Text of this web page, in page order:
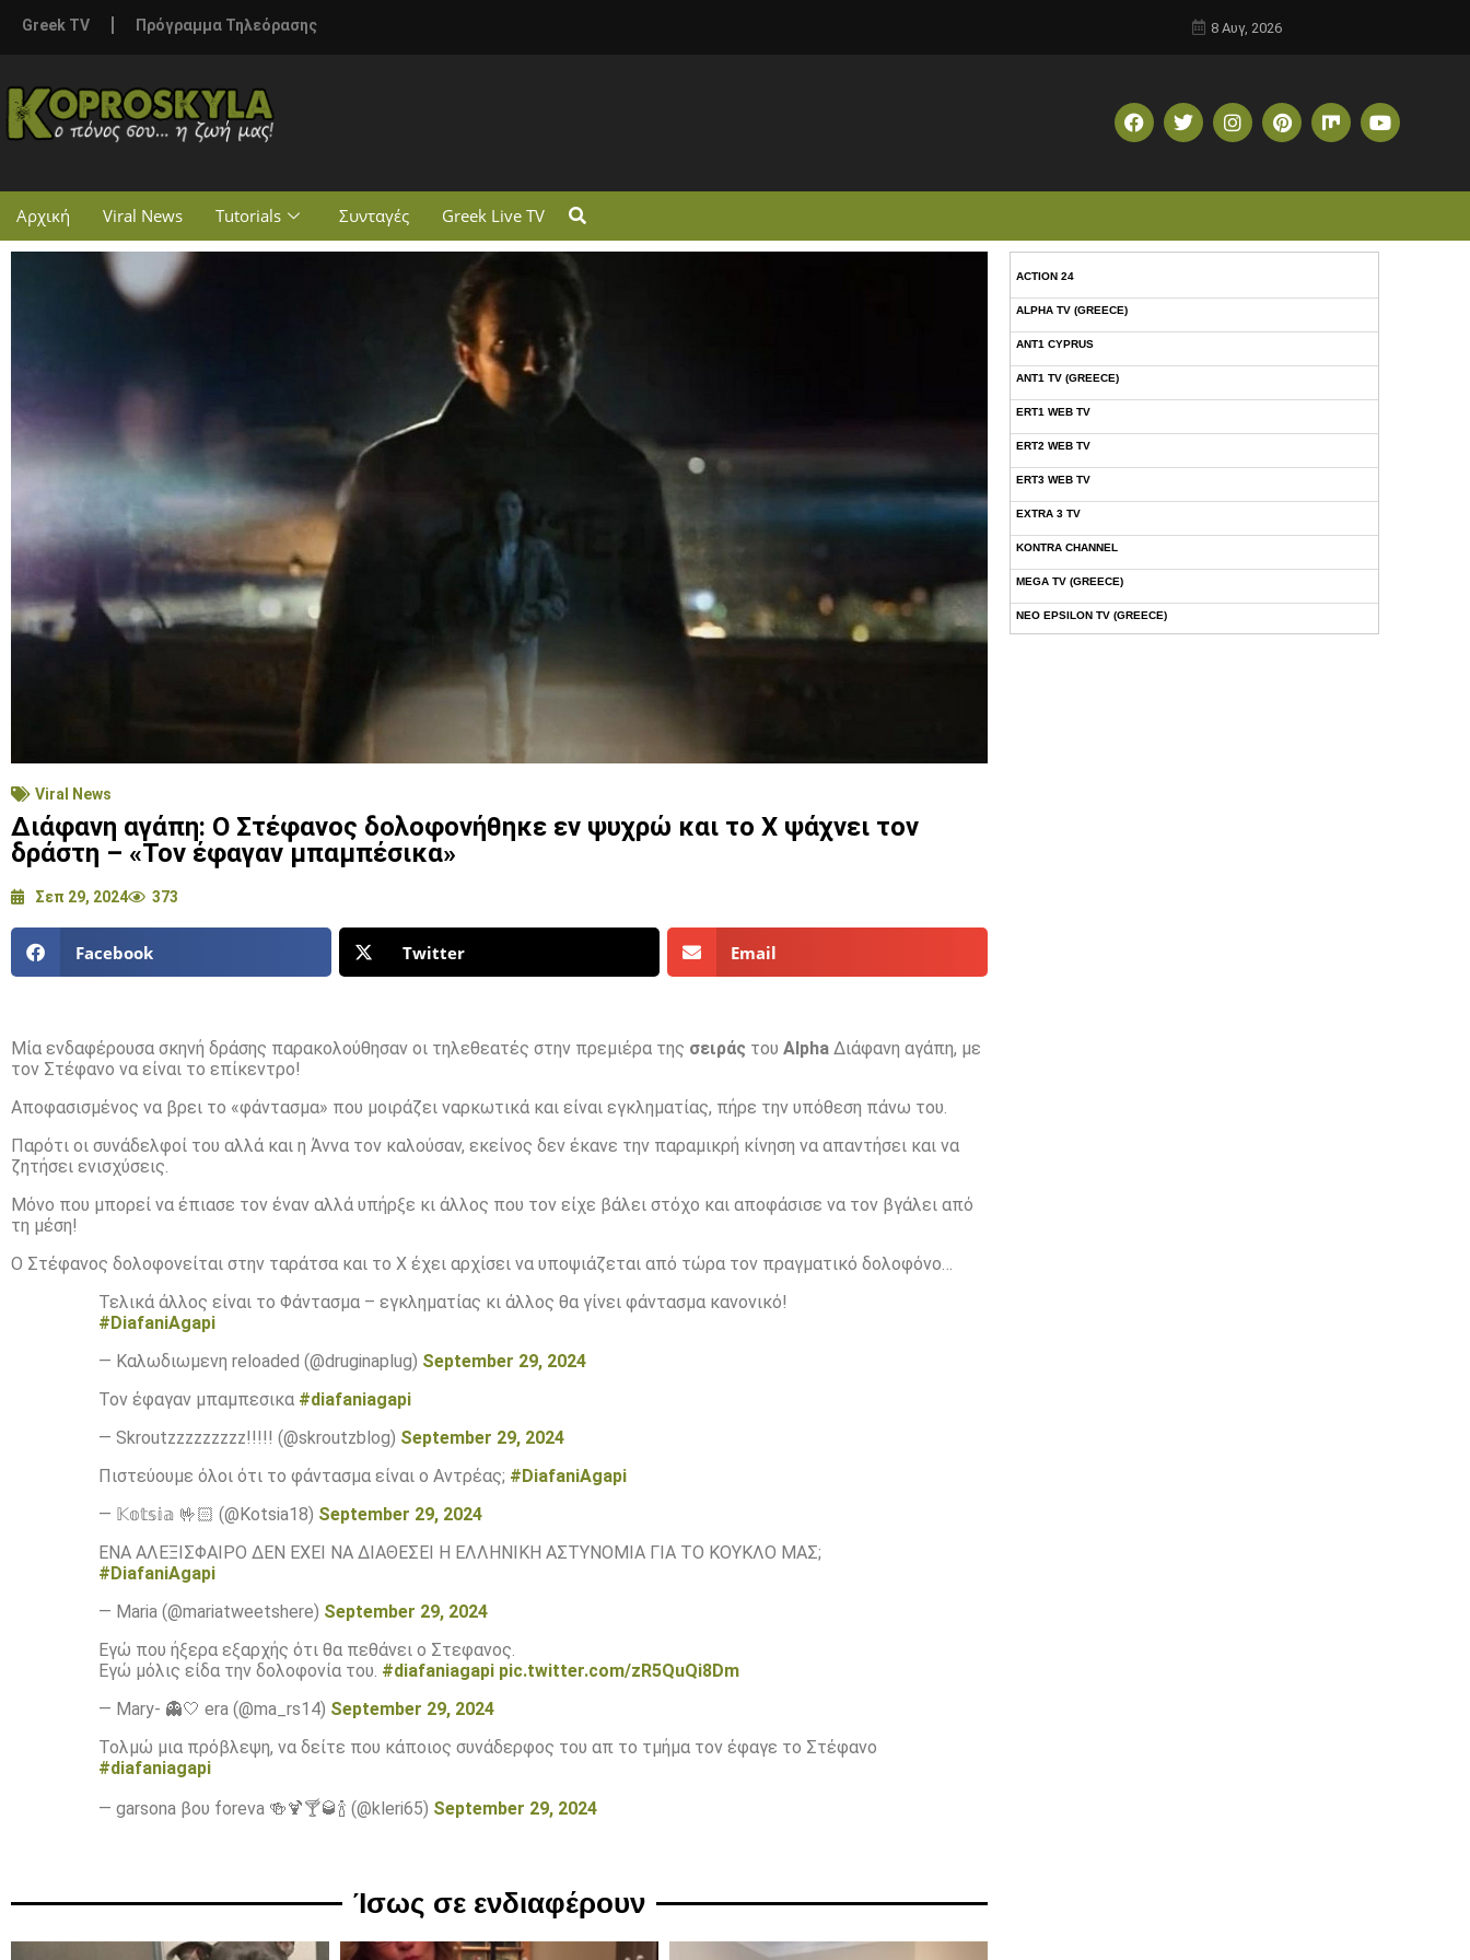
Greek TV Πρόγραμμα Τηλεόρασης 8 Αυγ, 2026
Αρχική Viral News Tutorials Συνταγές Greek Live TV
Viral News
Διάφανη αγάπη: Ο Στέφανος δολοφονήθηκε εν ψυχρώ και το Χ ψάχνει τον
δράστη – «Τον έφαγαν μπαμπέσικα»
Σεπ 29, 2024 373
Facebook Twitter Email
Μία ενδαφέρουσα σκηνή δράσης παρακολούθησαν οι τηλεθεατές στην πρεμιέρα της σειράς του Alpha Διάφανη αγάπη, με
τον Στέφανο να είναι το επίκεντρο!
Αποφασισμένος να βρει το «φάντασμα» που μοιράζει ναρκωτικά και είναι εγκληματίας, πήρε την υπόθεση πάνω του.
Παρότι οι συνάδελφοί του αλλά και η Άννα τον καλούσαν, εκείνος δεν έκανε την παραμικρή κίνηση να απαντήσει και να
ζητήσει ενισχύσεις.
Μόνο που μπορεί να έπιασε τον έναν αλλά υπήρξε κι άλλος που τον είχε βάλει στόχο και αποφάσισε να τον βγάλει από
τη μέση!
Ο Στέφανος δολοφονείται στην ταράτσα και το Χ έχει αρχίσει να υποψιάζεται από τώρα τον πραγματικό δολοφόνο…
Τελικά άλλος είναι το Φάντασμα – εγκληματίας κι άλλος θα γίνει φάντασμα κανονικό!
#DiafaniAgapi
— Καλωδιωμενη reloaded (@druginaplug) September 29, 2024
Τον έφαγαν μπαμπεσικα #diafaniagapi
— Skroutzzzzzzzzz!!!!! (@skroutzblog) September 29, 2024
Πιστεύουμε όλοι ότι το φάντασμα είναι ο Αντρέας; #DiafaniAgapi
— 𝕂𝕠𝕥𝕤𝕚𝕒 🤟🏻 (@Kotsia18) September 29, 2024
ΕΝΑ ΑΛΕΞΙΣΦΑΙΡΟ ΔΕΝ ΕΧΕΙ ΝΑ ΔΙΑΘΕΣΕΙ Η ΕΛΛΗΝΙΚΗ ΑΣΤΥΝΟΜΙΑ ΓΙΑ ΤΟ ΚΟΥΚΛΟ ΜΑΣ;
#DiafaniAgapi
— Maria (@mariatweetshere) September 29, 2024
Εγώ που ήξερα εξαρχής ότι θα πεθάνει ο Στεφανος.
Εγώ μόλις είδα την δολοφονία του. #diafaniagapi pic.twitter.com/zR5QuQi8Dm
— Mary- 👻🤍 era (@ma_rs14) September 29, 2024
Τολμώ μια πρόβλεψη, να δείτε που κάποιος συνάδερφος του απ το τμήμα τον έφαγε το Στέφανο
#diafaniagapi
— garsona βου foreva 🍻🍹🍸🥃🍾 (@kleri65) September 29, 2024
Ίσως σε ενδιαφέρουν
ACTION 24
ALPHA TV (GREECE)
ANT1 CYPRUS
ANT1 TV (GREECE)
ERT1 WEB TV
ERT2 WEB TV
ERT3 WEB TV
EXTRA 3 TV
KONTRA CHANNEL
MEGA TV (GREECE)
NEO EPSILON TV (GREECE)